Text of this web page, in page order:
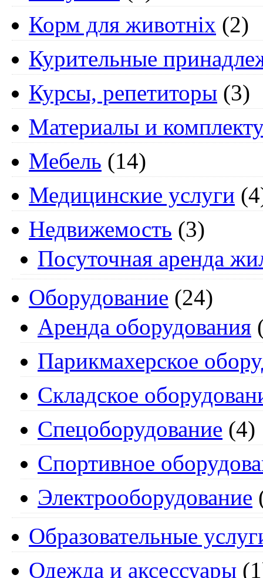
Корм для животніх (2)
Курительные
Курсы, репетиторы (3)
Материалы и
Мебель (14)
Медицинские услуги
Недвижемость (3)
Посуточная аренда
Оборудование (24)
Аренда оборудования
Парикмахерское
Складское
Спецоборудование (4)
Спортивное
Электрооборудование
Образовательные
Одежда и аксессуары